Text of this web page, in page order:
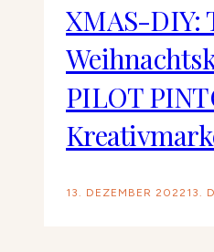
XMAS-DIY:
PILOT
13. DEZEMBER 2022 13.